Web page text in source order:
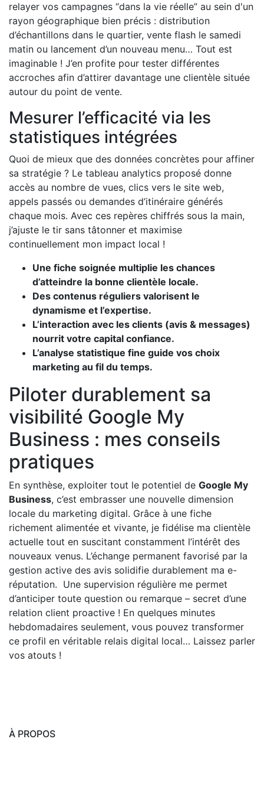
relayer vos campagnes “dans la vie réelle” au sein d'un
rayon géographique bien précis : distribution
d’échantillons dans le quartier, vente flash le samedi
matin ou lancement d’un nouveau menu… Tout est
imaginable ! J’en profite pour tester différentes
accroches afin d’attirer davantage une clientèle située
autour du point de vente.
Mesurer l’efficacité via les
statistiques intégrées
Quoi de mieux que des données concrètes pour affiner
sa stratégie ? Le tableau analytics proposé donne
accès au nombre de vues, clics vers le site web,
appels passés ou demandes d’itinéraire générés
chaque mois. Avec ces repères chiffrés sous la main,
j’ajuste le tir sans tâtonner et maximise
continuellement mon impact local !
Une fiche soignée multiplie les chances
d’atteindre la bonne clientèle locale.
Des contenus réguliers valorisent le
dynamisme et l’expertise.
L’interaction avec les clients (avis & messages)
nourrit votre capital confiance.
L’analyse statistique fine guide vos choix
marketing au fil du temps.
Piloter durablement sa
visibilité Google My
Business : mes conseils
pratiques
En synthèse, exploiter tout le potentiel de Google My
Business, c’est embrasser une nouvelle dimension
locale du marketing digital. Grâce à une fiche
richement alimentée et vivante, je fidélise ma clientèle
actuelle tout en suscitant constamment l’intérêt des
nouveaux venus. L’échange permanent favorisé par la
gestion active des avis solidifie durablement ma e-
réputation. Une supervision régulière me permet
d’anticiper toute question ou remarque – secret d’une
relation client proactive ! En quelques minutes
hebdomadaires seulement, vous pouvez transformer
ce profil en véritable relais digital local… Laissez parler
vos atouts !
À PROPOS